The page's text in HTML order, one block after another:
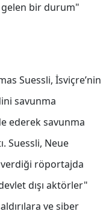
gelen bir durum"
Suessli, İsviçre’nin
savunma
ederek savunma
Suessli, Neue
röportajda
dışı aktörler"
ve siber